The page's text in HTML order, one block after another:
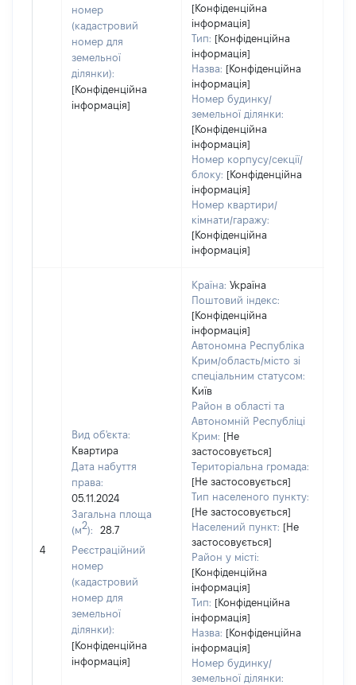
номер
(кадастровий
номер для
земельної
ділянки):
[Конфіденційна
інформація]
[Конфіденційна
інформація]
Тип: [Конфіденційна
інформація]
Назва: [Конфіденційна
інформація]
Номер будинку/
земельної ділянки:
[Конфіденційна
інформація]
Номер корпусу/секції/
блоку: [Конфіденційна
інформація]
Номер квартири/
кімнати/гаражу:
[Конфіденційна
інформація]
4
Вид об'єкта:
Квартира
Дата набуття
права:
05.11.2024
Загальна площа
(м2):
28.7
Реєстраційний
номер
(кадастровий
номер для
земельної
ділянки):
[Конфіденційна
інформація]
Країна: Україна
Поштовий індекс:
[Конфіденційна
інформація]
Автономна Республіка
Крим/область/місто зі
спеціальним статусом:
Київ
Район в області та
Автономній Республіці
Крим: [Не
застосовується]
Територіальна громада:
[Не застосовується]
Тип населеного пункту:
[Не застосовується]
Населений пункт: [Не
застосовується]
Район у місті:
[Конфіденційна
інформація]
Тип: [Конфіденційна
інформація]
Назва: [Конфіденційна
інформація]
Номер будинку/
земельної ділянки: